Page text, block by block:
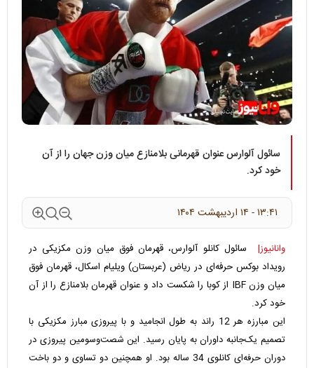
سائول آلوارس عنوان قهرمانی بلامنازع میان وزن جهان را از آن
خود کرد.
۱۳:۴۱ - ۱۴ ارديبهشت ۱۴۰۴
وانانیوز|
سائول کانلو آلوارس، قهرمان فوق میان وزن مکزیکی در
رویداد بوکس حرفه‌ای در ریاض (عربستان) ویلیام اسکال، قهرمان فوق
میان وزن IBF از کوبا را شکست داد و عنوان قهرمان بلامنازع را از آن
خود کرد.
این مبارزه هر 12 راند به طول انجامید و با پیروزی مبارز مکزیکی با
تصمیم یک‌جانبه داوران به پایان رسید. این شصت‌وسومین پیروزی در
دوران حرفه‌ای کانلوی 34 ساله بود. او همچنین دو تساوی و دو باخت